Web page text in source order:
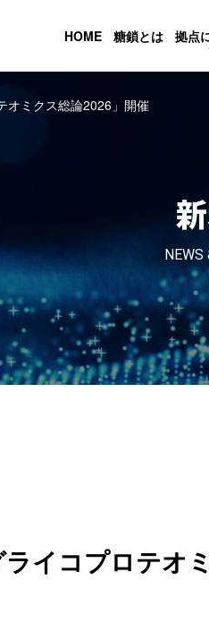
HOME 糖鎖とは 拠点
オミクス総論2026」開催
NEWS
イコプロテオ